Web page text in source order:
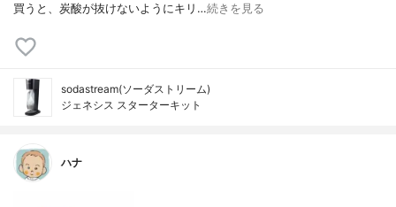
買うと、炭酸が抜けないようにキリ…続きを見る
sodastream(ソーダストリーム)
ジェネシス スターターキット
ハナ